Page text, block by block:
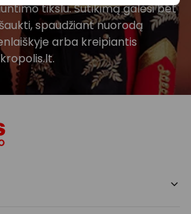
tikslu. Sutikimą galėsi bet
spaudžiant nuorodą
arba kreipiantis